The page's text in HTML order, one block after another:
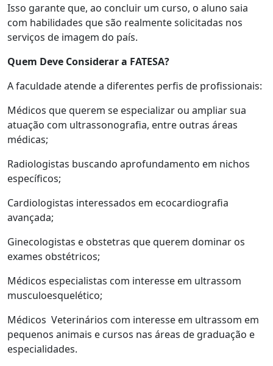
Isso garante que, ao concluir um curso, o aluno saia
com habilidades que são realmente solicitadas nos
serviços de imagem do país.
Quem Deve Considerar a FATESA?
A faculdade atende a diferentes perfis de profissionais:
Médicos que querem se especializar ou ampliar sua
atuação com ultrassonografia, entre outras áreas
médicas;
Radiologistas buscando aprofundamento em nichos
específicos;
Cardiologistas interessados em ecocardiografia
avançada;
Ginecologistas e obstetras que querem dominar os
exames obstétricos;
Médicos especialistas com interesse em ultrassom
musculoesquelético;
Médicos Veterinários com interesse em ultrassom em
pequenos animais e cursos nas áreas de graduação e
especialidades.